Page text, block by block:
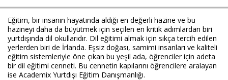
Eğitim, bir insanın hayatında aldığı en değerli hazine ve bu
hazineyi daha da büyütmek için seçilen en kritik adımlardan biri
yurtdışında dil okullarıdır. Dil eğitimi almak için sıkça tercih edilen
yerlerden biri de İrlanda. Eşsiz doğası, samimi insanları ve kaliteli
eğitim sistemleriyle öne çıkan bu yeşil ada, öğrenciler için adeta
bir dil eğitimi cenneti. Bu cennetin kapılarını öğrencilere aralayan
ise Academix Yurtdışı Eğitim Danışmanlığı.
Haberin Doğru Adresi.